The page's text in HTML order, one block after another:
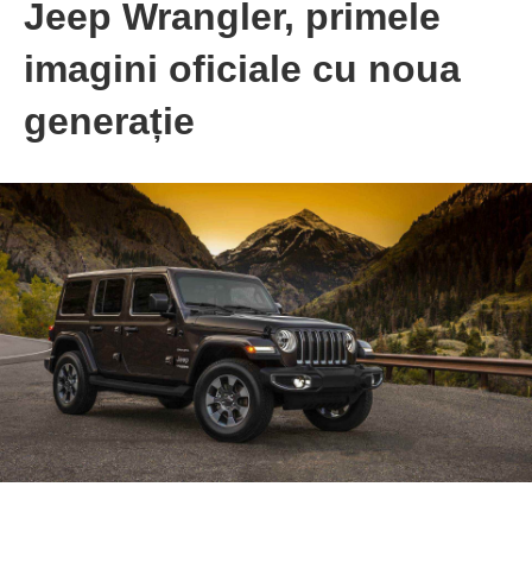
Jeep Wrangler, primele
imagini oficiale cu noua
generație